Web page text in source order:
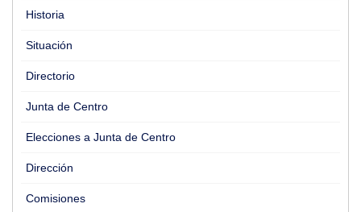
Historia
Situación
Directorio
Junta de Centro
Elecciones a Junta de Centro
Dirección
Comisiones